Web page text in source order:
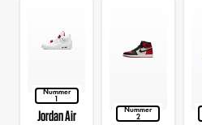
Nummer
1
Jordan Air
Nummer
2